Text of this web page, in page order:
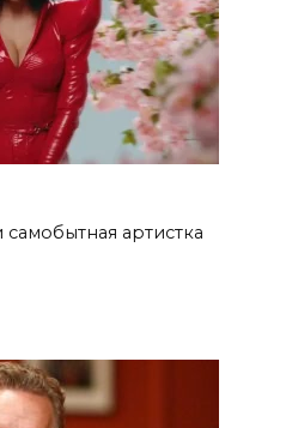
артистка